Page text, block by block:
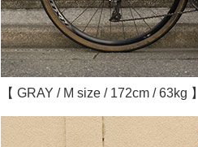
【 GRAY / M size / 172cm / 63kg 】